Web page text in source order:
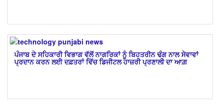
ਪੰਜਾਬ ਦੇ ਸਹਿਕਾਰੀ ਵਿਭਾਗ ਵੱਲੋਂ ਨਾਗਰਿਕਾਂ ਨੂੰ ਬਿਹਤਰੀਨ ਢੰਗ ਨਾਲ ਸੇਵਾਵਾਂ
ਪ੍ਰਦਾਨ ਕਰਨ ਲਈ ਦਫ਼ਤਰਾਂ ਵਿੱਚ ਡਿਜੀਟਲ ਹਾਜ਼ਰੀ ਪ੍ਰਣਾਲੀ ਦਾ ਆਗ਼